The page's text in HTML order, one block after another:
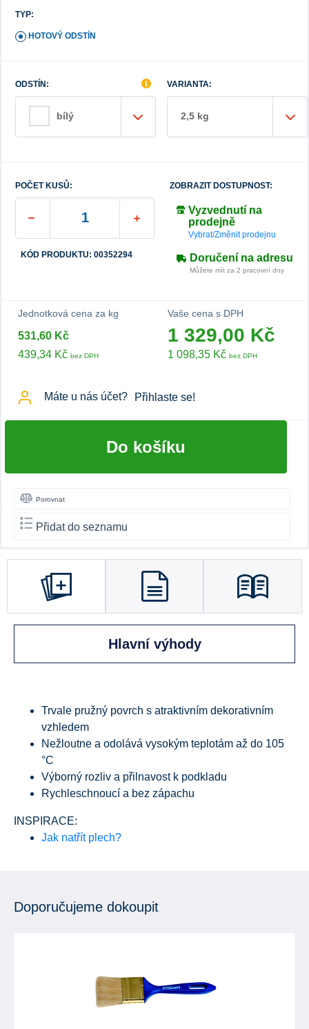
TYP:
HOTOVÝ ODSTÍN
ODSTÍN:
bílý
VARIANTA:
2,5 kg
POČET KUSŮ:
KÓD PRODUKTU: 00352294
ZOBRAZIT DOSTUPNOST:
Vyzvednutí na
prodejně
Vybrat/Změnit prodejnu
Doručení na adresu
Můžete mít za 2 pracovní dny
Jednotková cena za kg
531,60 Kč
439,34 Kč bez DPH
Vaše cena s DPH
1 329,00 Kč
1 098,35 Kč bez DPH
Máte u nás účet? Přihlaste se!
Do košíku
Porovnat
Přidat do seznamu
Hlavní výhody
Trvale pružný povrch s atraktivním dekorativním
vzhledem
Nežloutne a odolává vysokým teplotám až do 105
°C
Výborný rozliv a přilnavost k podkladu
Rychleschnoucí a bez zápachu
INSPIRACE:
Jak natřít plech?
Doporučujeme dokoupit